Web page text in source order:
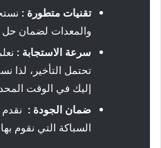
تقنيات متطورة :
والمعدات لضمان
سرعة الاستجابة :
تحتمل التأخير،
إليك في الوقت
ضمان الجودة :
السباكة التي نقوم